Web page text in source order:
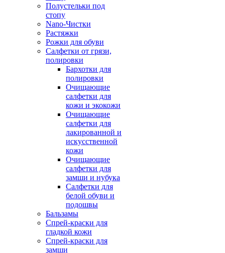
Полустельки под
стопу
Nano-Чистки
Растяжки
Рожки для обуви
Салфетки от грязи,
полировки
Бархотки для
полировки
Очищающие
салфетки для
кожи и экокожи
Очищающие
салфетки для
лакированной и
искусственной
кожи
Очищающие
салфетки для
замши и нубука
Салфетки для
белой обуви и
подошвы
Бальзамы
Спрей-краски для
гладкой кожи
Спрей-краски для
замши